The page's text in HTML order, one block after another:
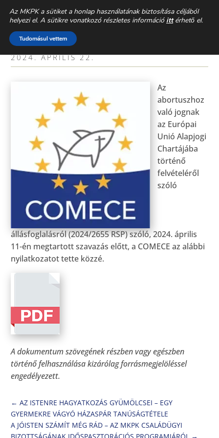
CSALÁDEGYHÁZ» AKTUÁLIS »
IGEN A NŐK ÉS AZ ÉLETHEZ VALÓ
JOG TÁMOGATÁSÁRA
2024. ÁPRILIS 22.
Az
abortuszhoz
való jognak
az Európai
Unió Alapjogi
Chartájába
történő
felvételéről
szóló
állásfoglalásról (2024/2655 RSP) szóló, 2024. április
11-én megtartott szavazás előtt, a COMECE az alábbi
nyilatkozatot tette közzé.
A dokumentum szövegének részben vagy egészben
történő felhasználása kizárólag forrásmegjelöléssel
engedélyezett.
←AZ ISTENRE HAGYATKOZÁS GYÜMÖLCSEI – EGY
GYERMEKRE VÁGYÓ HÁZASPÁR TANÚSÁGTÉTELE
A JÓISTEN SZÁMÍT MÉG RÁD – AZ MKPK CSALÁDÜGYI
Az MKPK a sütiket a honlap használatának biztosítása céljából
helyezi el. A sütikre vonatkozó részletes információ ittérhető el.
Tudomásul vettem